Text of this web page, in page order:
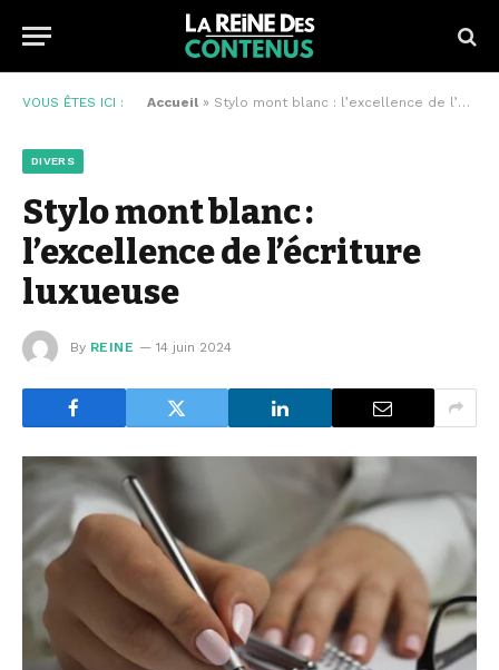
VOUS ÊTES ICI : Accueil » Stylo mont blanc : l’excellence de l’écriture luxueuse
DIVERS
Stylo mont blanc :
l’excellence de l’écriture
luxueuse
By REINE 14 juin 2024